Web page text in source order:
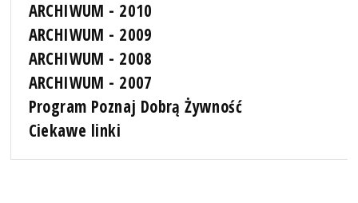
ARCHIWUM - 2010
ARCHIWUM - 2009
ARCHIWUM - 2008
ARCHIWUM - 2007
Program Poznaj Dobrą Żywność
Ciekawe linki